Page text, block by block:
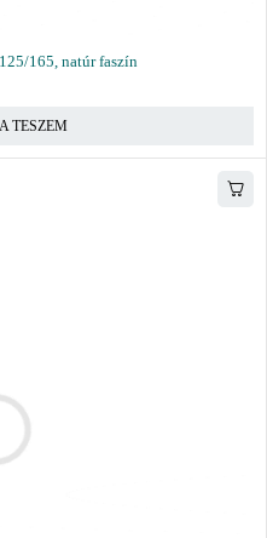
165, natúr faszín
TESZEM